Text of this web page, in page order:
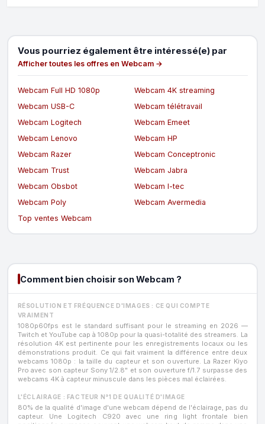
Vous pourriez également être intéressé(e) par
Afficher toutes les offres en Webcam →
Webcam Full HD 1080p
Webcam 4K streaming
Webcam USB-C
Webcam télétravail
Webcam Logitech
Webcam Emeet
Webcam Lenovo
Webcam HP
Webcam Razer
Webcam Conceptronic
Webcam Trust
Webcam Jabra
Webcam Obsbot
Webcam I-tec
Webcam Poly
Webcam Avermedia
Top ventes Webcam
Comment bien choisir son Webcam ?
RÉSOLUTION ET FRÉQUENCE D'IMAGES : CE QUI COMPTE
VRAIMENT
1080p60fps est le standard suffisant pour le streaming en 2026 —
Twitch et YouTube cap à 1080p pour la quasi-totalité des streamers. La
résolution 4K est pertinente pour les enregistrements locaux ou les
démonstrations produit. Ce qui fait vraiment la différence entre deux
webcams 1080p : la taille du capteur et son ouverture. La Razer Kiyo
Pro avec son capteur Sony 1/2.8" et son ouverture f/1.7 surpasse des
webcams 4K à capteur minuscule dans les pièces mal éclairées.
L'ÉCLAIRAGE : FACTEUR N°1 DE QUALITÉ D'IMAGE
80% de la qualité d'image d'une webcam dépend de l'éclairage, pas du
capteur. Une Logitech C920 avec une ring light frontale bien